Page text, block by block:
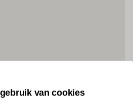
van cookies